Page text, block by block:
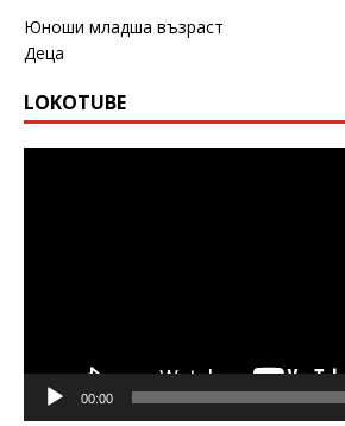
Юноши младша възраст
Деца
LOKOTUBE
00:00